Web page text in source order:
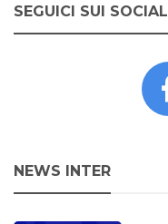
SEGUICI SUI SOCIAL
NEWS INTER